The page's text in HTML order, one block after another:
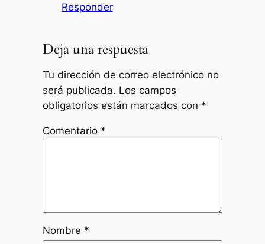
Responder
Deja una respuesta
Tu dirección de correo electrónico no
será publicada. Los campos
obligatorios están marcados con *
Comentario *
Nombre *